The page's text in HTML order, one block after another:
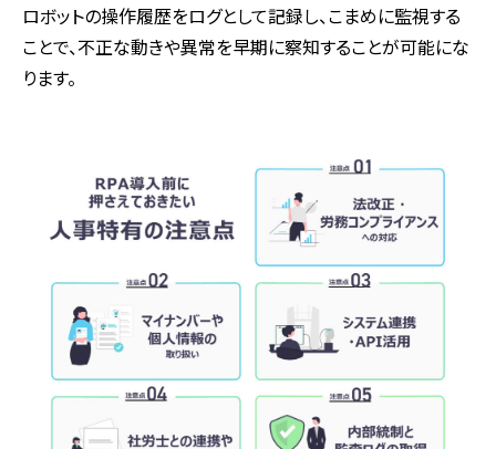
ロボットの操作履歴をログとして記録し、こまめに監視する
ことで、不正な動きや異常を早期に察知することが可能にな
ります。